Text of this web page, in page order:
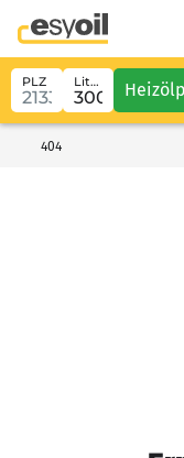
PLZ Liter
404